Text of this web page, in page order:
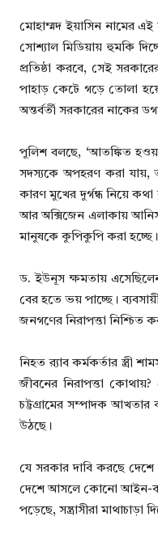
মোহাম্মদ ইয়াসিন নামের
সোশ্যাল মিডিয়ায় হুমকি
প্রতিষ্ঠা করবে, সেই
পাহাড় কেটে গড়ে তোলা
অন্তর্বর্তী সরকারের নাকের
পুলিশ বলছে, ‘আতঙ্কিত
সদস্যকে অপহরণ করা যায়,
কারণ মুখের দুর্গন্ধ নিয়ে
আর অক্সিজেন এলাকায়
মানুষকে কুপিকুপি করা
ড. ইউনূস ক্ষমতায় এসেছিলেন
বের হতে ভয় পাচ্ছে।
জনগণের নিরাপত্তা
নিহত র‍্যাব কর্মকর্তার স্ত্রী
জীবনের নিরাপত্তা
চট্টগ্রামের সম্পাদক আখতার
উঠছে।
যে সরকার দাবি করছে
দেশে আসলে কোনো আইন-
পড়েছে, সন্ত্রাসীরা